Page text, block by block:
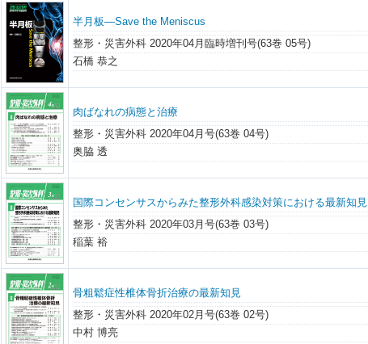
半月板―Save the Meniscus
整形・災害外科 2020年04月臨時増刊号(63巻 05号)
石橋 恭之
肉ばなれの病態と治療
整形・災害外科 2020年04月号(63巻 04号)
奥脇 透
国際コンセンサスからみた整形外科感染対策における最新知見
整形・災害外科 2020年03月号(63巻 03号)
稲葉 裕
骨粗鬆症性椎体骨折治療の最新知見
整形・災害外科 2020年02月号(63巻 02号)
中村 博亮